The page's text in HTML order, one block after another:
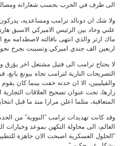
الى طرف في الحرب بحسب شعاراته ومصالحه، الى ان
ولا شك ان دونالد ترامب ومساعديه،
علني وحاد بين الرئيس الاميركي الاسبق
ماك ارثر والذي انتهى باقالته لاصطدامه
اربعين الف جندي اميركي وتسببت بجرح
لا يحتاج ترامب الى فتيل مشتعل اخر يؤرق
التصريحات النارية لترامب تجاه بيونغ
والفيليبين، الا ان حدته خفت بينما كان
زارها، تحت عنوان تصحيح العلاقات
المتعاقبة، مثلما اعلن مرارا منذ ما قبل
وقد كانت تهديدات ترامب “النووية” من
العالم، الى محاولة التكهن بموعد
“الحلول العسكرية اصبحت الان جاهزة